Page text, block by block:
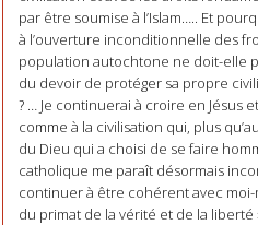
par être soumise à l’Islam….. Et
à l’ouverture inconditionnelle des
population autochtone ne doit-elle
du devoir de protéger sa propre
? … Je continuerai à croire en Jésus
comme à la civilisation qui, plus
du Dieu qui a choisi de se faire
catholique me paraît désormais
continuer à être cohérent avec
du primat de la vérité et de la liberté